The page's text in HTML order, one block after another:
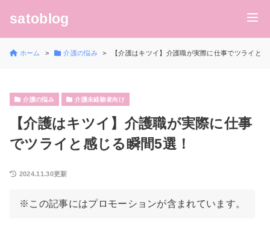
satoblog
ホーム 介護の悩み 【介護はキツイ】介護職が実際に仕事でツライと
介護の悩み 介護未経験者向け
【介護はキツイ】介護職が実際に仕事
でツライと感じる瞬間5選！
2024.11.30更新
※この記事にはプロモーションが含まれています。